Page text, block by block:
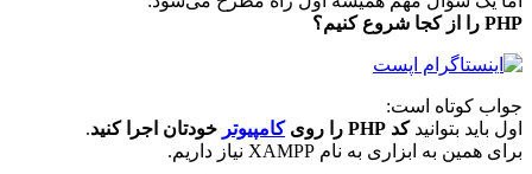
PHP را از کجا شروع کنیم؟
جواب کوتاه است:
اول باید بتوانیدکد PHP را روی کامپیوتر خودتان اجرا کنید.
برای همین به ابزاری به نام XAMPP نیاز داریم.